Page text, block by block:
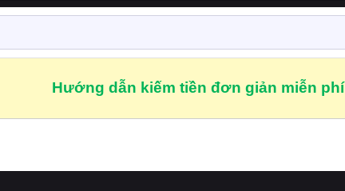
Hướng dẫn kiếm tiền đơn giản miễn phí